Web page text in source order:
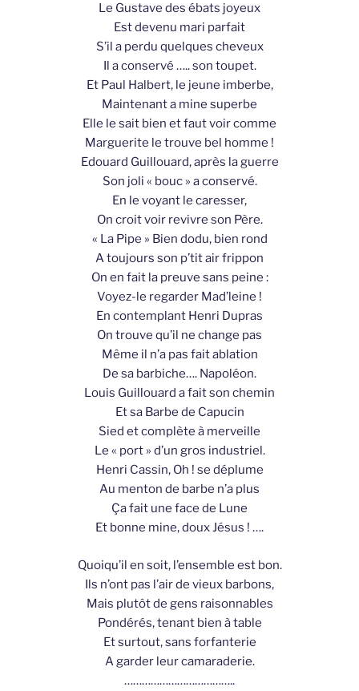
Le Gustave des ébats joyeux
Est devenu mari parfait
S’il a perdu quelques cheveux
Il a conservé ….. son toupet.
Et Paul Halbert, le jeune imberbe,
Maintenant a mine superbe
Elle le sait bien et faut voir comme
Marguerite le trouve bel homme !
Edouard Guillouard, après la guerre
Son joli « bouc » a conservé.
En le voyant le caresser,
On croit voir revivre son Père.
« La Pipe » Bien dodu, bien rond
A toujours son p’tit air frippon
On en fait la preuve sans peine :
Voyez-le regarder Mad’leine !
En contemplant Henri Dupras
On trouve qu’il ne change pas
Même il n’a pas fait ablation
De sa barbiche…. Napoléon.
Louis Guillouard a fait son chemin
Et sa Barbe de Capucin
Sied et complète à merveille
Le « port » d’un gros industriel.
Henri Cassin, Oh ! se déplume
Au menton de barbe n’a plus
Ça fait une face de Lune
Et bonne mine, doux Jésus ! ….
Quoiqu’il en soit, l’ensemble est bon.
Ils n’ont pas l’air de vieux barbons,
Mais plutôt de gens raisonnables
Pondérés, tenant bien à table
Et surtout, sans forfanterie
A garder leur camaraderie.
………………………………..